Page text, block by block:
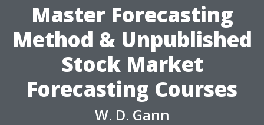
Master Forecasting
Method & Unpublished
Stock Market
Forecasting Courses
W. D. Gann